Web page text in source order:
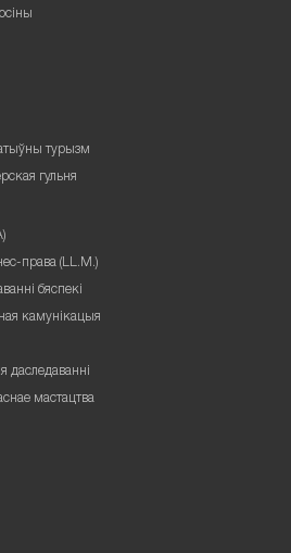
турызм
гульня
права (LL.M.)
бяспекі
камунікацыя
даследаванні
мастацтва